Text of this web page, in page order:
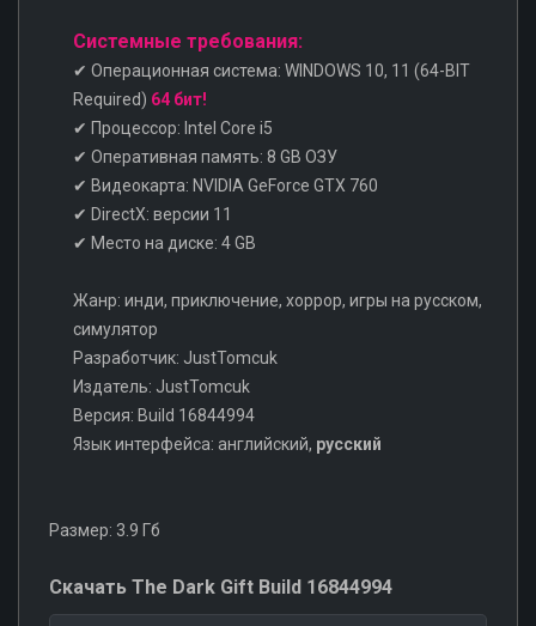
Системные требования:
✔ Операционная система: WINDOWS 10, 11 (64-BIT
Required) 64 бит!
✔ Процессор: Intel Core i5
✔ Оперативная память: 8 GB ОЗУ
✔ Видеокарта: NVIDIA GeForce GTX 760
✔ DirectX: версии 11
✔ Место на диске: 4 GB
Жанр: инди, приключение, хоррор, игры на русском,
симулятор
Разработчик: JustTomcuk
Издатель: JustTomcuk
Версия: Build 16844994
Язык интерфейса: английский, русский
Размер: 3.9 Гб
Скачать The Dark Gift Build 16844994